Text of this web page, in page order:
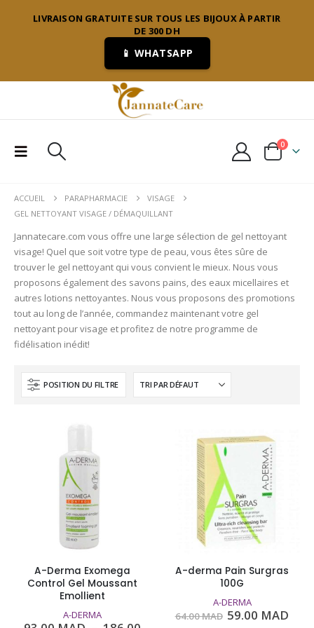
LIVRAISON GRATUITE SUR TOUS LES BIJOUX À PARTIR
DE 300 DH
📱 WHATSAPP
0
ACCUEIL PARAPHARMACIE
VISAGE
GEL NETTOYANT VISAGE / DÉMAQUILLANT
Jannatecare.com vous offre une large sélection de gel nettoyant
visage! Quel que soit votre type de peau, vous êtes sûre de
trouver le gel nettoyant qui vous convient le mieux. Nous vous
proposons également des savons pains, des eaux micellaires et
autres lotions nettoyantes. Nous vous proposons des promotions
tout au long de l’année, commandez maintenant votre gel
nettoyant pour visage et profitez de notre programme de
fidélisation inédit!
POSITION DU FILTRE
A-Derma Exomega
Control Gel Moussant
Emollient
A-DERMA
A-derma Pain Surgras
100G
A-DERMA
64.00MAD Le
59.00 MAD